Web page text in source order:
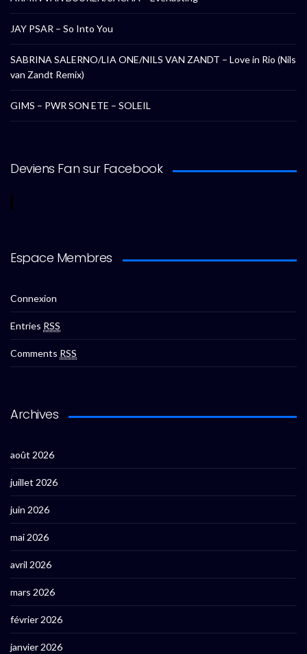
JAY PSAR – So Into You
SABRINA SALERNO/LIA ONE/NILS VAN ZANDT – Love in Rio (Nils
van Zandt Remix)
GIMS – PWR SON ETE – SOLEIL
Deviens Fan sur Facebook
Espace Membres
Connexion
Entries RSS
Comments RSS
Archives
août 2026
juillet 2026
juin 2026
mai 2026
avril 2026
mars 2026
février 2026
janvier 2026